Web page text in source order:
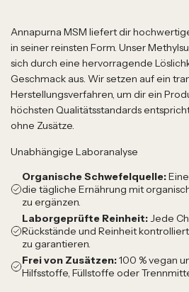
Annapurna MSM liefert dir
in seiner reinsten Form. Unser
sich durch eine hervorragende
Geschmack aus. Wir setzen auf ein
Herstellungsverfahren, um dir ein
höchsten Qualitätsstandards
ohne Zusätze.
Unabhängige Laboranalyse
Organische Schwefelquelle:
die tägliche Ernährung mit
zu ergänzen.
Laborgeprüfte Reinheit:Jede
Rückstände und Reinheit
zu garantieren.
Frei von Zusätzen:100 % vegan
Hilfsstoffe, Füllstoffe oder